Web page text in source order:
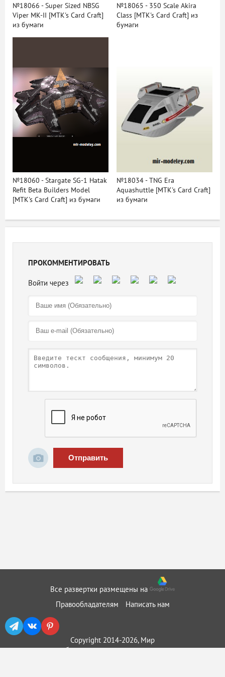
№18066 - Super Sized NBSG
Viper MK-II [MTK's Card Craft]
из бумаги
№18065 - 350 Scale Akira
Class [MTK's Card Craft] из
бумаги
№18060 - Stargate SG-1 Hatak
Refit Beta Builders Model
[MTK's Card Craft] из бумаги
№18034 - TNG Era
Aquashuttle [MTK's Card Craft]
из бумаги
ПРОКОММЕНТИРОВАТЬ
Отправить
Все развертки размещены на
Правообладателям
Написать нам
Copyright 2014-2026, Мир
бумажного моделирования ::